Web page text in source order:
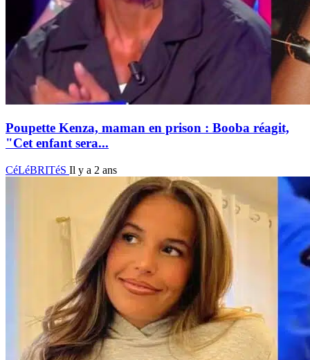
Poupette Kenza, maman en prison : Booba réagit,
"Cet enfant sera...
CéLéBRITéS Il y a 2 ans